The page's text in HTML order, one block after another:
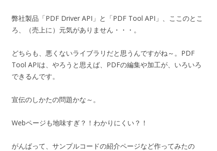
弊社製品「PDF Driver API」と「PDF Tool API」、ここのとこ
ろ、（売上に）元気がありません・・・。
どちらも、悪くないライブラリだと思うんですがね～。PDF
Tool APIは、やろうと思えば、PDFの編集や加工が、いろいろ
できるんです。
宣伝のしかたの問題かな～。
Webページも地味すぎ？！わかりにくい？！
がんばって、サンプルコードの紹介ページなど作ってみたの